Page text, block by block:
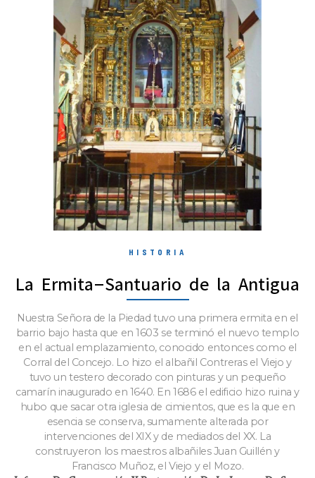
HISTORIA
La Ermita-Santuario de la Antigua
Nuestra Señora de la Piedad tuvo una primera ermita en el
barrio bajo hasta que en 1603 se terminó el nuevo templo
en el actual emplazamiento, conocido entonces como el
Corral del Concejo. Lo hizo el albañil Contreras el Viejo y
tuvo un testero decorado con pinturas y un pequeño
camarín inaugurado en 1640. En 1686 el edificio hizo ruina y
hubo que sacar otra iglesia de cimientos, que es la que en
esencia se conserva, sumamente alterada por
intervenciones del XIX y de mediados del XX. La
construyeron los maestros albañiles Juan Guillén y
Francisco Muñoz, el Viejo y el Mozo.